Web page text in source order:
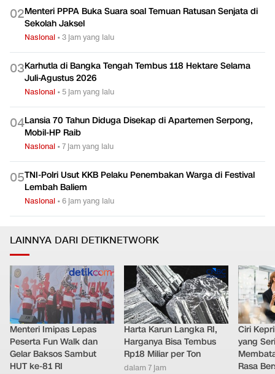
02Menteri PPPA Buka Suara soal Temuan Ratusan Senjata di
Sekolah Jaksel
Nasional •3 jam yang lalu
03Karhutla di Bangka Tengah Tembus 118 Hektare Selama
Juli-Agustus 2026
Nasional • 5 jam yang lalu
04Lansia 70 Tahun Diduga Disekap di Apartemen Serpong,
Mobil-HP Raib
Nasional •7 jam yang lalu
05TNI-Polri Usut KKB Pelaku Penembakan Warga di Festival
Lembah Baliem
Nasional •6 jam yang lalu
LAINNYA DARI DETIKNETWORK
Menteri Imipas Lepas
Peserta Fun Walk dan
Gelar Baksos Sambut
HUT ke-81 RI
Harta Karun Langka RI,
Harganya Bisa Tembus
Rp18 Miliar per Ton
dalam 7 jam
Ciri
yang
Rasa